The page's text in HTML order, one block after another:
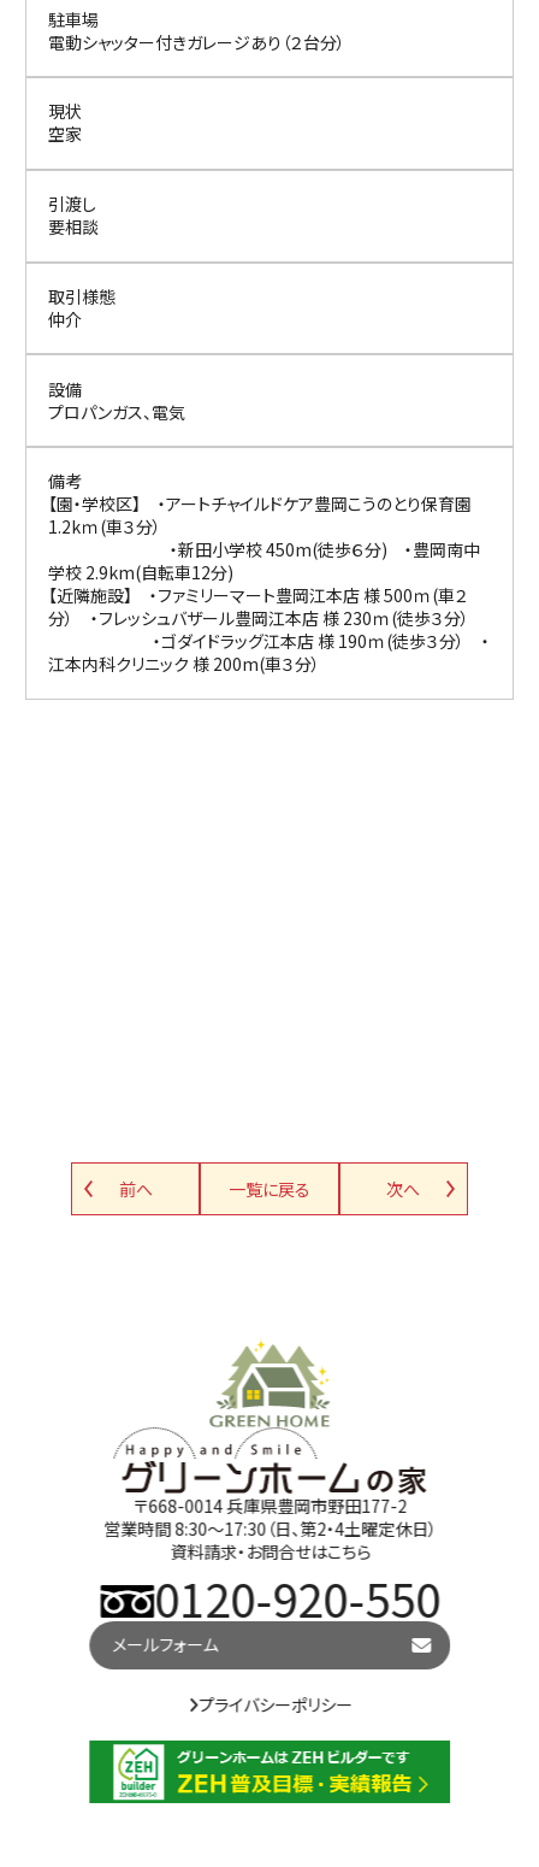
駐車場
電動シャッター付きガレージあり（２台分）
現状
空家
引渡し
要相談
取引様態
仲介
設備
プロパンガス、電気
備考
【園・学校区】 ・アートチャイルドケア豊岡こうのとり保育園
1.2kｍ(車３分）
・新田小学校 450m(徒歩６分) ・豊岡南中
学校 2.9km(自転車12分)
【近隣施設】 ・ファミリーマート豊岡江本店 様 500ｍ(車２
分） ・フレッシュバザール豊岡江本店 様 230ｍ(徒歩３分）
・ゴダイドラッグ江本店 様 190ｍ(徒歩３分） ・
江本内科クリニック 様 200m(車３分）
前へ 一覧に戻る 次へ
〒668-0014 兵庫県豊岡市野田177-2
営業時間 8:30～17:30（日、第2・4土曜定休日）
資料請求・お問合せはこちら
0120-920-550
メールフォーム
プライバシーポリシー